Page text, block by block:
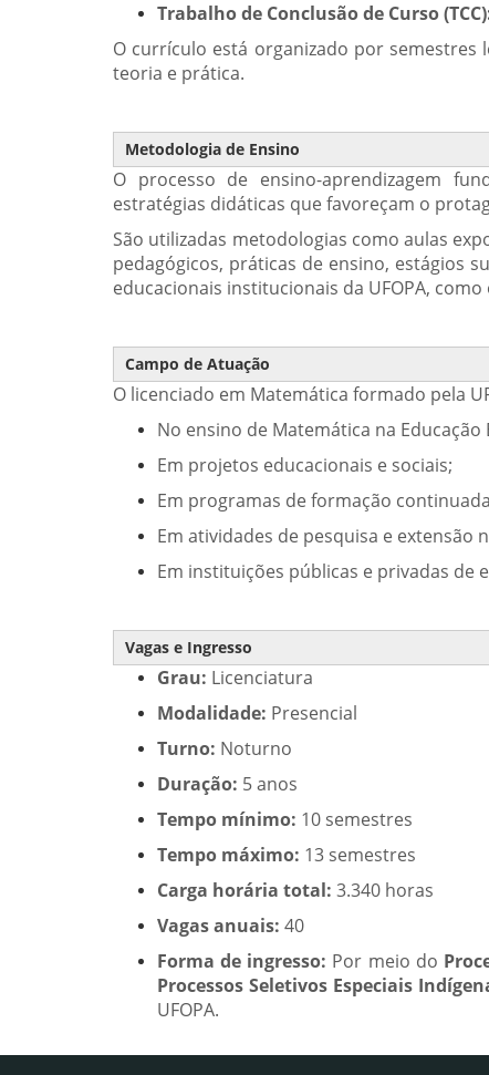
Trabalho de Conclusão de Curso
O currículo está organizado por
teoria e prática.
Metodologia de Ensino
O processo de ensino-aprendizagem
estratégias didáticas que favoreçam o
São utilizadas metodologias como aulas
pedagógicos, práticas de ensino, estágios
educacionais institucionais da UFOPA, como
Campo de Atuação
O licenciado em Matemática formado pela
No ensino de Matemática na Educação
Em projetos educacionais e sociais;
Em programas de formação
Em atividades de pesquisa e extensão
Em instituições públicas e privadas de
Vagas e Ingresso
Grau: Licenciatura
Modalidade: Presencial
Turno: Noturno
Duração: 5 anos
Tempo mínimo: 10 semestres
Tempo máximo: 13 semestres
Carga horária total: 3.340 horas
Vagas anuais: 40
Forma de ingresso: Por meio do
Processos Seletivos Especiais
UFOPA.